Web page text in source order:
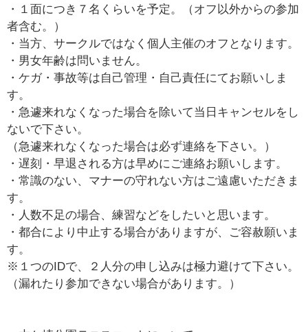
・１面につき７名くらいを予定。（オフ以外からの参加
者含む。）
・当方、サークルではなく個人主催のオフとなります。
・男女年齢は問いません。
・ケガ・事故等は自己管理・自己責任にてお願いしま
す。
・急遽来れなくなった場合を除いて当日キャンセルをし
ないで下さい。
（急遽来れなくなった場合は必ず連絡を下さい。）
・遅刻・早退される方は早めにご連絡お願いします。
・常識のない、マナーの守れない方はご遠慮いただきま
す。
・人数不足の場合、練習などをしたいと思います。
・都合により中止する場合がありますが、ご容赦願いま
す。
※１つのIDで、２人分の申し込みは極力避けて下さい。
（漏れたり参加できない場合があります。）